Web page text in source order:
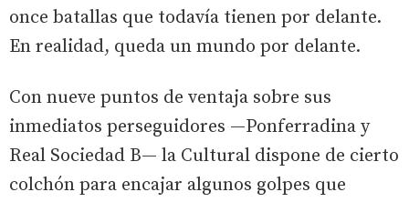
once batallas que todavía tienen por delante.
En realidad, queda un mundo por delante.
Con nueve puntos de ventaja sobre sus
inmediatos perseguidores —Ponferradina y
Real Sociedad B— la Cultural dispone de cierto
colchón para encajar algunos golpes que